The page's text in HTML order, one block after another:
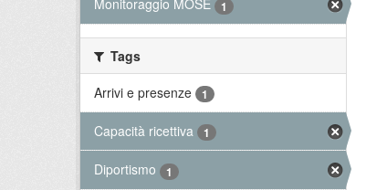
Monitoraggio MOSE
1
Tags
Arrivi e presenze
1
Capacità ricettiva 1
Diportismo 1